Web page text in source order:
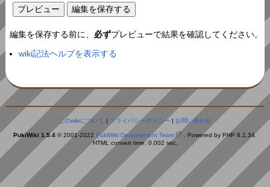
編集を保存する前に、 必ずプレビューで結果を確認してください。
wiki記法ヘルプを表示する
このwikiについて | プライバシーポリシー | お問い合わせ
PukiWiki 1.5.4 © 2001-2022 PukiWiki Development Team
. Powered by PHP 8.1.34.
HTML convert time: 0.002 sec.